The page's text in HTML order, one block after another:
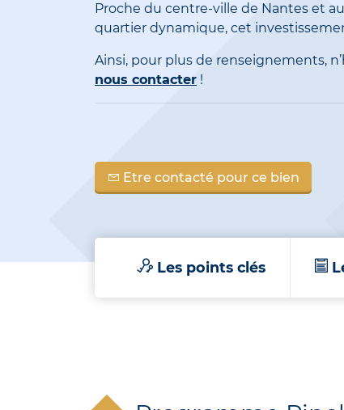
Proche du centre-ville de Nantes et
quartier dynamique, cet
Ainsi, pour plus de renseignements,
nous contacter !
Etre contacté pour ce bien
Les points clés